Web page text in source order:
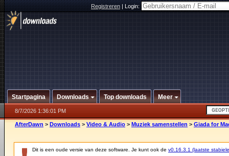
Registreren|Login:
Startpagina Downloads Top downloads Meer
8/7/2026 1:36:01 PM
AfterDawn > Downloads > Video & Audio > Muziek samenstellen > Giada for
Dit is een oude versie van deze software. Je kunt ook de v0.16.3.1 (laatste